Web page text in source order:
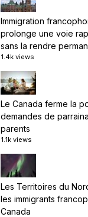
Immigration
prolonge une voie
sans la rendre
1.4k views
Le Canada ferme la
demandes de
parents
1.1k views
Les Territoires du
les immigrants
Canada